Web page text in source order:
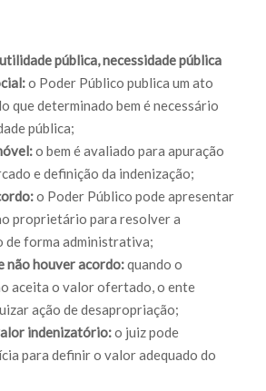
pública, necessidade pública
o Poder Público publica um ato
que determinado bem é necessário
pública;
o bem é avaliado para apuração
e definição da indenização;
o Poder Público pode apresentar
proprietário para resolver a
de forma administrativa;
não houver acordo:quando o
aceita o valor ofertado, o ente
ação de desapropriação;
indenizatório:o juiz pode
para definir o valor adequado do